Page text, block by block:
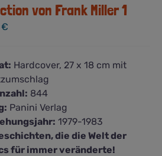
von Frank Miller 1
€
Hardcover, 27 x 18 cm mit
844
Panini Verlag
1979-1983
die die Welt der
für immer veränderte!